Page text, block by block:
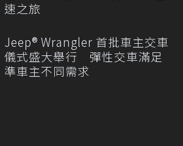
速之旅
Jeep® Wrangler 首批車主交車
儀式盛大舉行 彈性交車滿足
準車主不同需求